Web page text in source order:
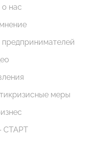
нас
меры
СТАРТ